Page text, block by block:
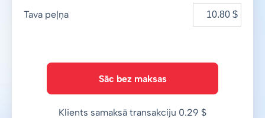
Tava peļņa
Sāc bez maksas
Klients samaksā transakciju 0.29 $